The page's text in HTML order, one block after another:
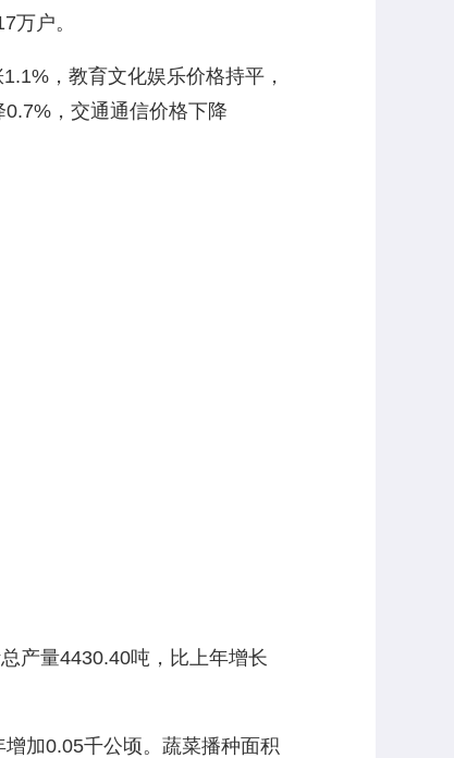
万户。
，教育文化娱乐价格持平，
，交通通信价格下降
产量4430.40吨，比上年增长
加0.05千公顷。蔬菜播种面积